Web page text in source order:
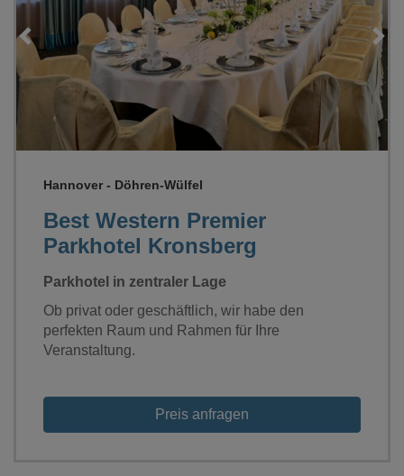
Loading...
Best Western Premier
Parkhotel Kronsberg
Hannover - Döhren-Wülfel
Parkhotel in zentraler Lage
Ob privat oder geschäftlich, wir habe den
perfekten Raum und Rahmen für Ihre
Veranstaltung.
Preis anfragen